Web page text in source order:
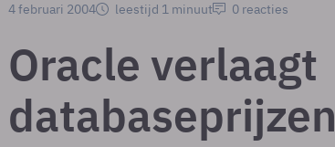
4 februari 2004 leestijd 1 minuut 0 reacties
Oracle verlaagt
databaseprijzen